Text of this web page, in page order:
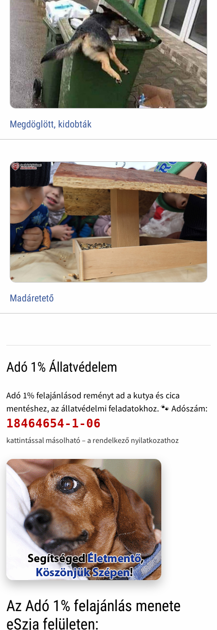
Megdöglött, kidobták
Madáretető
Adó 1% Állatvédelem
Adó 1% felajánlásod reményt ad a kutya és cica
mentéshez, az állatvédelmi feladatokhoz. 🐾 Adószám:
18464654-1-06
kattintással másolható – a rendelkező nyilatkozathoz
Az Adó 1% felajánlás menete
eSzja felületen: